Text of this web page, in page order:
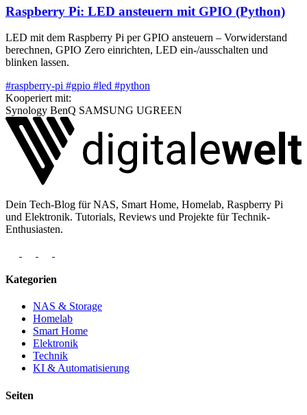
Raspberry Pi: LED ansteuern mit GPIO (Python)
LED mit dem Raspberry Pi per GPIO ansteuern – Vorwiderstand
berechnen, GPIO Zero einrichten, LED ein-/ausschalten und
blinken lassen.
#raspberry-pi #gpio #led #python
Kooperiert mit:
Synology BenQ SAMSUNG UGREEN
Dein Tech-Blog für NAS, Smart Home, Homelab, Raspberry Pi
und Elektronik. Tutorials, Reviews und Projekte für Technik-
Enthusiasten.
Kategorien
NAS & Storage
Homelab
Smart Home
Elektronik
Technik
KI & Automatisierung
Seiten